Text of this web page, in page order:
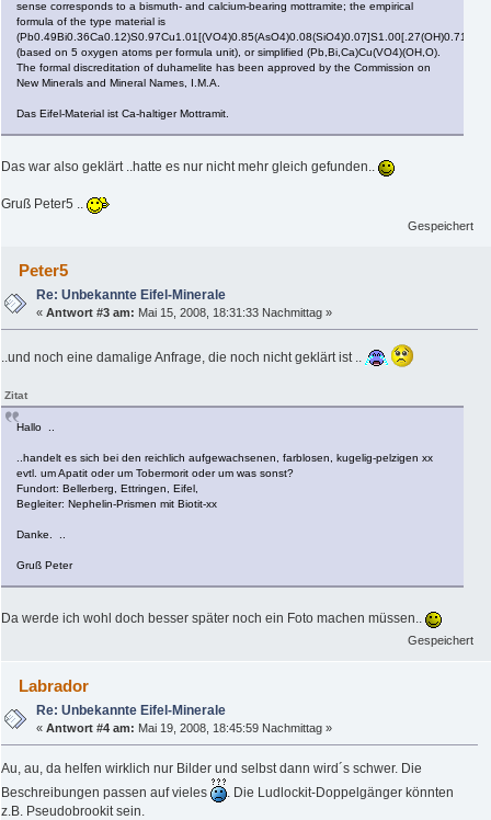
sense corresponds to a bismuth- and calcium-bearing mottramite; the empirical
formula of the type material is
(based on 5 oxygen atoms per formula unit), or simplified (Pb,Bi,Ca)Cu(VO4)(OH,O).
The formal discreditation of duhamelite has been approved by the Commission on
New Minerals and Mineral Names, I.M.A.
Das Eifel-Material ist Ca-haltiger Mottramit.
Das war also geklärt ..hatte es nur nicht mehr gleich gefunden..
Gruß Peter5 ..
Gespeichert
Peter5
Re: Unbekannte Eifel-Minerale
«Antwort #3 am: Mai 15, 2008, 18:31:33 Nachmittag »
..und noch eine damalige Anfrage, die noch nicht geklärt ist ..
Zitat
Hallo ..
..handelt es sich bei den reichlich aufgewachsenen, farblosen, kugelig-pelzigen xx
evtl. um Apatit oder um Tobermorit oder um was sonst?
Fundort: Bellerberg, Ettringen, Eifel,
Begleiter: Nephelin-Prismen mit Biotit-xx
Danke. ..
Gruß Peter
Da werde ich wohl doch besser später noch ein Foto machen müssen..
Gespeichert
Labrador
Re: Unbekannte Eifel-Minerale
«Antwort #4 am: Mai 19, 2008, 18:45:59 Nachmittag »
Au, au, da helfen wirklich nur Bilder und selbst dann wird´s schwer. Die
Beschreibungen passen auf vieles
. Die Ludlockit-Doppelgänger könnten
z.B. Pseudobrookit sein.